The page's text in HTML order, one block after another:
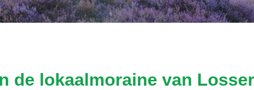
de lokaalmoraine van Losser